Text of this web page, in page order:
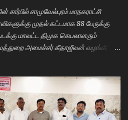
சார்பில் சாமுவேல்புரம் மாநகராட்சி
முதல் கட்டமாக 88 பேருக்கு
மாவட்ட திமுக செயலாளரும்
அமைச்சர் கீதாஜீவன் வழங்கி
என்பதற்காக முதலமைச்சர்
கல்வியும். மருத்துவமும் எனது இரு
எத்தனையோ